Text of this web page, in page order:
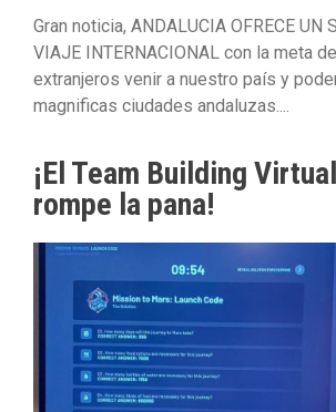
Gran noticia, ANDALUCIA OFRECE UN
VIAJE INTERNACIONAL con la meta
extranjeros venir a nuestro país y
magnificas ciudades andaluzas....
¡El Team Building
rompe la pana!